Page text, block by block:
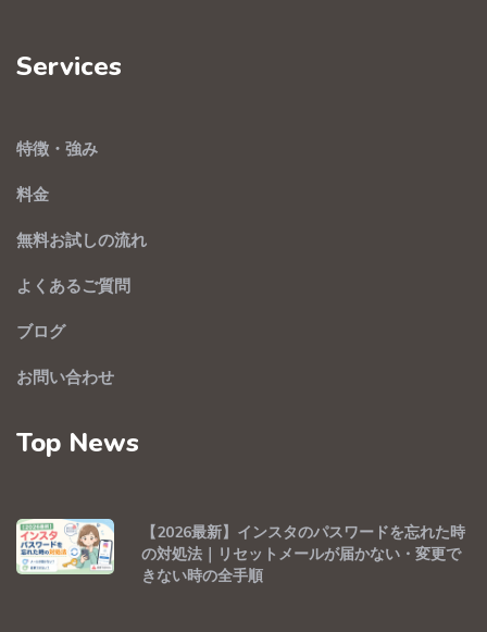
Services
特徴・強み
料金
無料お試しの流れ
よくあるご質問
ブログ
お問い合わせ
Top News
【2026最新】インスタのパスワードを忘れた時
の対処法｜リセットメールが届かない・変更で
きない時の全手順